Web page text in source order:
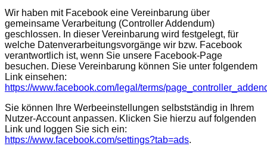
Wir haben mit Facebook eine Vereinbarung über
gemeinsame Verarbeitung (Controller Addendum)
geschlossen. In dieser Vereinbarung wird festgelegt, für
welche Datenverarbeitungsvorgänge wir bzw. Facebook
verantwortlich ist, wenn Sie unsere Facebook-Page
besuchen. Diese Vereinbarung können Sie unter folgendem
Link einsehen:
https://www.facebook.com/legal/terms/
Sie können Ihre Werbeeinstellungen selbstständig in Ihrem
Nutzer-Account anpassen. Klicken Sie hierzu auf folgenden
Link und loggen Sie sich ein:
https://www.facebook.com/settings?tab=ads.